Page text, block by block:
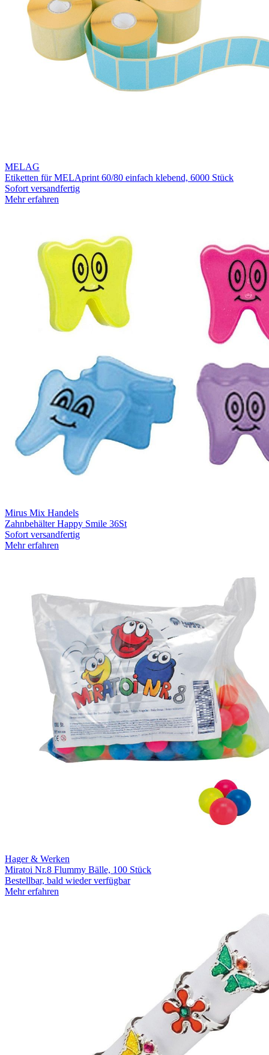
MELAG
Etiketten für MELAprint 60/80 einfach klebend, 6000 Stück
Sofort versandfertig
Mehr erfahren
Mirus Mix Handels
Zahnbehälter Happy Smile 36St
Sofort versandfertig
Mehr erfahren
Hager & Werken
Miratoi Nr.8 Flummy Bälle, 100 Stück
Bestellbar, bald wieder verfügbar
Mehr erfahren